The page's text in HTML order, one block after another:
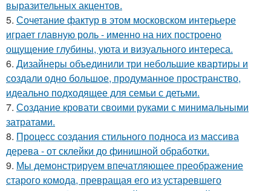
выразительных акцентов.
5. Сочетание фактур в этом московском интерьере
играет главную роль - именно на них построено
ощущение глубины, уюта и визуального интереса.
6. Дизайнеры объединили три небольшие квартиры и
создали одно большое, продуманное пространство,
идеально подходящее для семьи с детьми.
7. Создание кровати своими руками с минимальными
затратами.
8. Процесс создания стильного подноса из массива
дерева - от склейки до финишной обработки.
9. Мы демонстрируем впечатляющее преображение
старого комода, превращая его из устаревшего